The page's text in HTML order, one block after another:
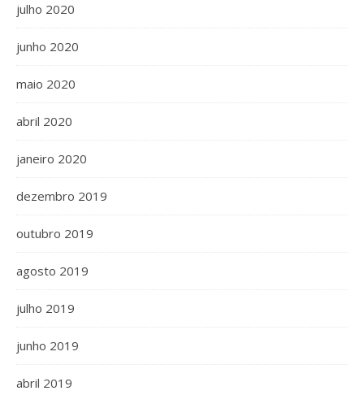
julho 2020
junho 2020
maio 2020
abril 2020
janeiro 2020
dezembro 2019
outubro 2019
agosto 2019
julho 2019
junho 2019
abril 2019